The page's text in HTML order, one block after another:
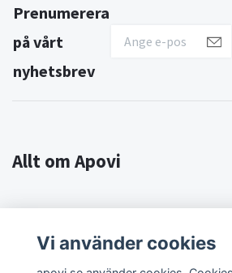
Prenumerera
på vårt
nyhetsbrev
Allt om Apovi
Om Apovi
Vi använder cookies